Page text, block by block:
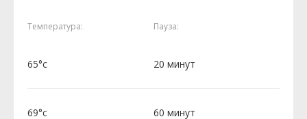
Температура: Пауза:
65°c 20 минут
69°c 60 минут